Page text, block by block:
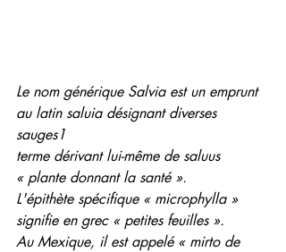
Le nom générique Salvia est un emprunt
au latin saluia désignant diverses
sauges1
terme dérivant lui-même de saluus
« plante donnant la santé ».
L'épithète spécifique « microphylla »
signifie en grec « petites feuilles ».
Au Mexique, il est appelé « mirto de